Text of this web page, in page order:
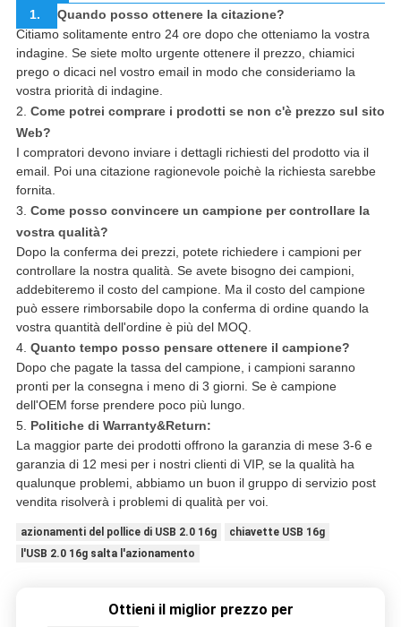
1.
Quando posso ottenere la citazione?
Citiamo solitamente entro 24 ore dopo che otteniamo la vostra
indagine. Se siete molto urgente ottenere il prezzo, chiamici
prego o dicaci nel vostro email in modo che consideriamo la
vostra priorità di indagine.
2. Come potrei comprare i prodotti se non c'è prezzo sul sito
Web?
I compratori devono inviare i dettagli richiesti del prodotto via il
email. Poi una citazione ragionevole poichè la richiesta sarebbe
fornita.
3. Come posso convincere un campione per controllare la
vostra qualità?
Dopo la conferma dei prezzi, potete richiedere i campioni per
controllare la nostra qualità. Se avete bisogno dei campioni,
addebiteremo il costo del campione. Ma il costo del campione
può essere rimborsabile dopo la conferma di ordine quando la
vostra quantità dell'ordine è più del MOQ.
4. Quanto tempo posso pensare ottenere il campione?
Dopo che pagate la tassa del campione, i campioni saranno
pronti per la consegna i meno di 3 giorni. Se è campione
dell'OEM forse prendere poco più lungo.
5. Politiche di Warranty&Return:
La maggior parte dei prodotti offrono la garanzia di mese 3-6 e
garanzia di 12 mesi per i nostri clienti di VIP, se la qualità ha
qualunque problemi, abbiamo un buon il gruppo di servizio post
vendita risolverà i problemi di qualità per voi.
azionamenti del pollice di USB 2.0 16g
chiavette USB 16g
l'USB 2.0 16g salta l'azionamento
Ottieni il miglior prezzo per